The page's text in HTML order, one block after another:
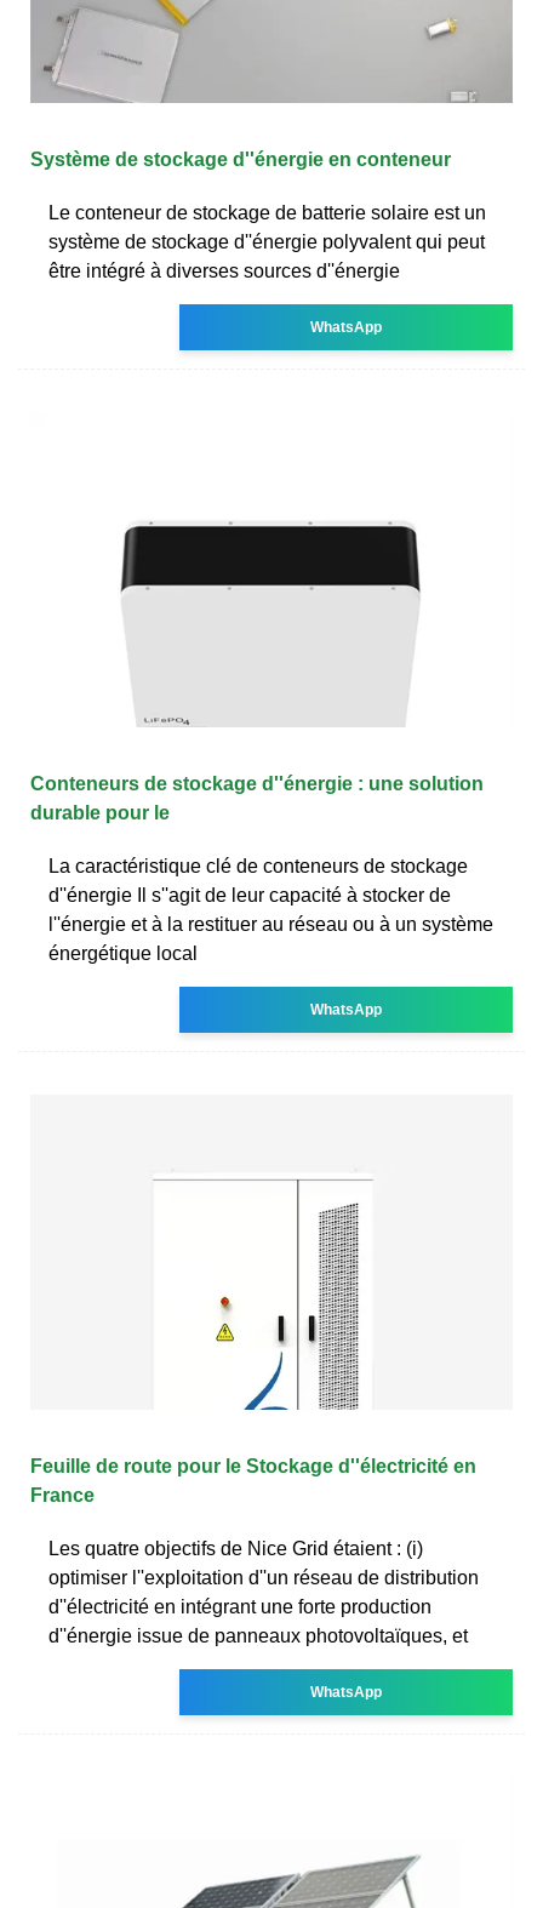
Système de stockage d''énergie en conteneur
Le conteneur de stockage de batterie solaire est un
système de stockage d''énergie polyvalent qui peut
être intégré à diverses sources d''énergie
WhatsApp
Conteneurs de stockage d''énergie : une solution
durable pour le
La caractéristique clé de conteneurs de stockage
d''énergie Il s''agit de leur capacité à stocker de
l''énergie et à la restituer au réseau ou à un système
énergétique local
WhatsApp
Feuille de route pour le Stockage d''électricité en
France
Les quatre objectifs de Nice Grid étaient : (i)
optimiser l''exploitation d''un réseau de distribution
d''électricité en intégrant une forte production
d''énergie issue de panneaux photovoltaïques, et
WhatsApp